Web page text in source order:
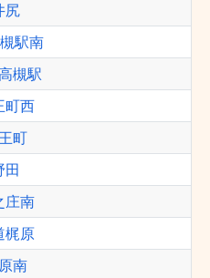
尻
駅南
槻駅
町西
町
田
庄南
梶原
南